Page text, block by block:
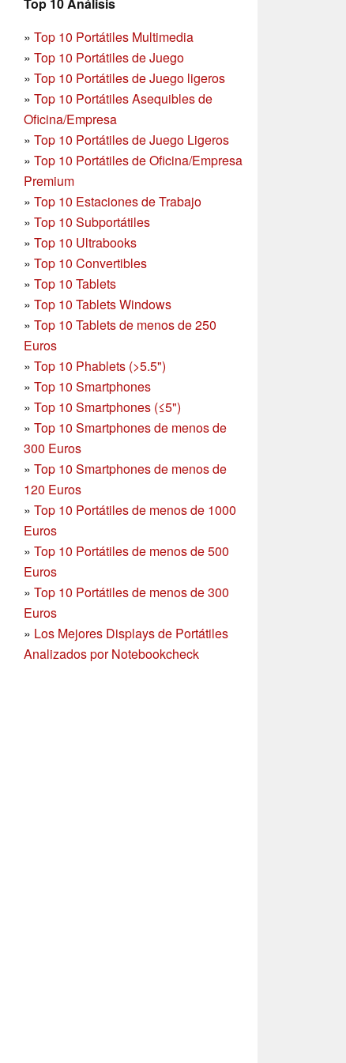
» Top 10 Portátiles Multimedia
» Top 10 Portátiles de Juego
» Top 10 Portátiles de Juego ligeros
» Top 10 Portátiles Asequibles de
Oficina/Empresa
» Top 10 Portátiles de Juego Ligeros
» Top 10 Portátiles de Oficina/Empresa
Premium
» Top 10 Estaciones de Trabajo
» Top 10 Subportátiles
» Top 10 Ultrabooks
» Top 10 Convertibles
» Top 10 Tablets
» Top 10 Tablets Windows
» Top 10 Tablets de menos de 250
Euros
» Top 10 Phablets (>5.5")
» Top 10 Smartphones
» Top 10 Smartphones (≤5")
» Top 10 Smartphones de menos de
300 Euros
» Top 10 Smartphonesde menos de
120 Euros
» Top 10 Portátiles de menos de 1000
Euros
» Top 10 Portátiles de menos de 500
Euros
» Top 10 Portátiles de menos de 300
Euros
» Los Mejores Displays de Portátiles
Analizados por Notebookcheck